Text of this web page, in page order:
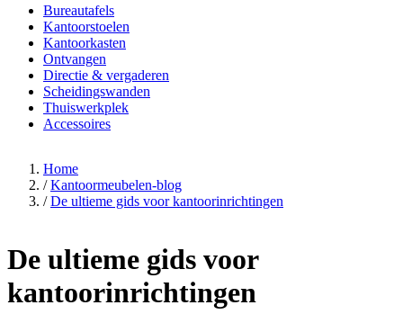
Bureautafels
Kantoorstoelen
Kantoorkasten
Ontvangen
Directie & vergaderen
Scheidingswanden
Thuiswerkplek
Accessoires
Home
/ Kantoormeubelen-blog
/ De ultieme gids voor kantoorinrichtingen
De ultieme gids voor
kantoorinrichtingen